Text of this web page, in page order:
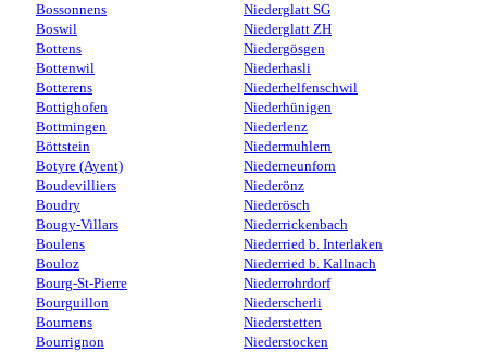
Bossonnens
Boswil
Bottens
Bottenwil
Botterens
Bottighofen
Bottmingen
Böttstein
Botyre (Ayent)
Boudevilliers
Boudry
Bougy-Villars
Boulens
Bouloz
Bourg-St-Pierre
Bourguillon
Bournens
Bourrignon
Niederglatt SG
Niederglatt ZH
Niedergösgen
Niederhasli
Niederhelfenschwil
Niederhünigen
Niederlenz
Niedermuhlern
Niederneunforn
Niederönz
Niederösch
Niederrickenbach
Niederried b. Interlaken
Niederried b. Kallnach
Niederrohrdorf
Niederscherli
Niederstetten
Niederstocken